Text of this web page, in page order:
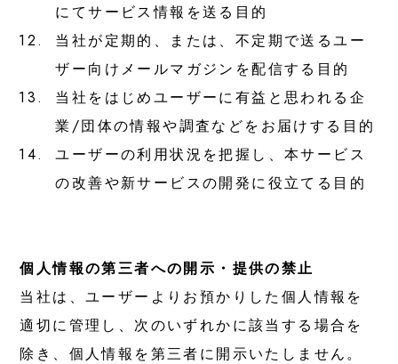
にてサービス情報を送る目的
12.
当社が定期的、または、不定期で送るユー
ザー向けメールマガジンを配信する目的
13.
当社をはじめユーザーに有益と思われる企
業/団体の情報や調査などをお届けする目的
14.
ユーザーの利用状況を把握し、本サービス
の改善や新サービスの開発に役立てる目的
個人情報の第三者への開示・提供の禁止
当社は、ユーザーよりお預かりした個人情報を
適切に管理し、次のいずれかに該当する場合を
除き、個人情報を第三者に開示いたしません。